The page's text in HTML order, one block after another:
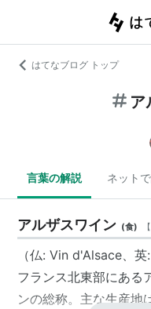
はてなブログ トップ
ア
言葉の解説 ネット
アルザスワイン (食) 【
（仏: Vin d'Alsace、英
フランス北東部にある
ンの総称。主な生産地